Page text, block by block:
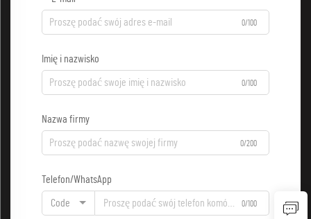
0/100
Imię i nazwisko
0/100
Nazwa firmy
0/200
Telefon/WhatsApp
Code 0/100